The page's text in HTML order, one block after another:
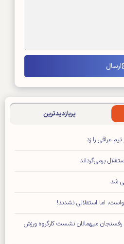
پربازدیدترین
عراقی را زد
برمی‌گرداند
شد
اما استقلالی نشدند!
میهمانان نشست کارگروه ورزش